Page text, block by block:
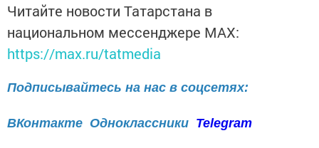
Читайте новости Татарстана в
национальном мессенджере MАХ:
https://max.ru/tatmedia
Подписывайтесь на нас в соцсетях:
ВКонтакте Одноклассники Telegram